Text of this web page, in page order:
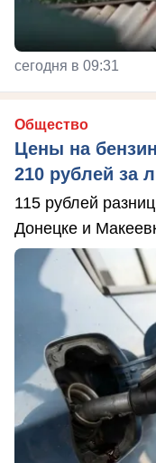
сегодня в 09:31
Общество
Цены на
210 рублей за
115 рублей
Донецке и